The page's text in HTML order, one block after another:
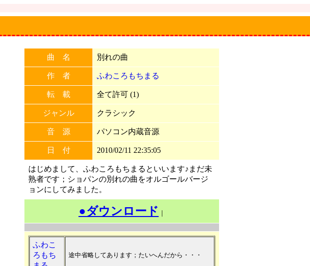
曲 名 別れの曲
作 者 ふわころもちまる
転 載 全て許可 (1)
ジャンル クラシック
音 源 パソコン内蔵音源
日 付 2010/02/11 22:35:05
はじめまして、ふわころもちまるといいます♪まだ未
熟者です；ショパンの別れの曲をオルゴールバージ
ョンにしてみました。
●ダウンロード ｜
ふわこ
ろもち
途中省略してあります；たいへんだから・・・